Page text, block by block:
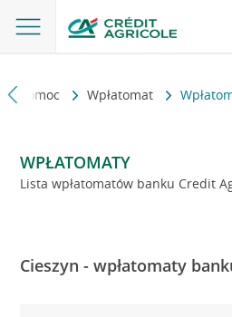
i pomoc Wpłatomat
WPŁATOMATY
Lista wpłatomatów banku Credit
Cieszyn - wpłatomaty